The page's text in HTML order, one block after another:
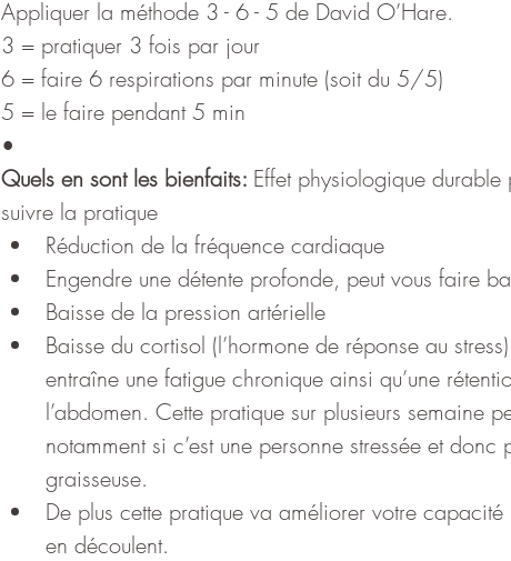
Appliquer la méthode 3 - 6 - 5 de David O’Hare.
3 = pratiquer 3 fois par jour
6 = faire 6 respirations par minute (soit du 5/5)
5 = le faire pendant 5 min
•
Quels en sont les bienfaits: Effet physiologique
suivre la pratique
Réduction de la fréquence cardiaque
Engendre une détente profonde, peut vous faire
Baisse de la pression artérielle
Baisse du cortisol (l’hormone de réponse au
entraîne une fatigue chronique ainsi qu’une
l’abdomen. Cette pratique sur plusieurs semaine
notamment si c’est une personne stressée et
graisseuse.
De plus cette pratique va améliorer votre
en découlent.